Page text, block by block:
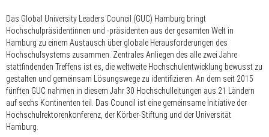
Das Global University Leaders Council (GUC) Hamburg bringt
Hochschulpräsidentinnen und -präsidenten aus der gesamten Welt in
Hamburg zu einem Austausch über globale Herausforderungen des
Hochschulsystems zusammen. Zentrales Anliegen des alle zwei Jahre
stattfindenden Treffens ist es, die weltweite Hochschulentwicklung bewusst zu
gestalten und gemeinsam Lösungswege zu identifizieren. An dem seit 2015
fünften GUC nahmen in diesem Jahr 30 Hochschulleitungen aus 21 Ländern
auf sechs Kontinenten teil. Das Council ist eine gemeinsame Initiative der
Hochschulrektorenkonferenz, der Körber-Stiftung und der Universität
Hamburg.